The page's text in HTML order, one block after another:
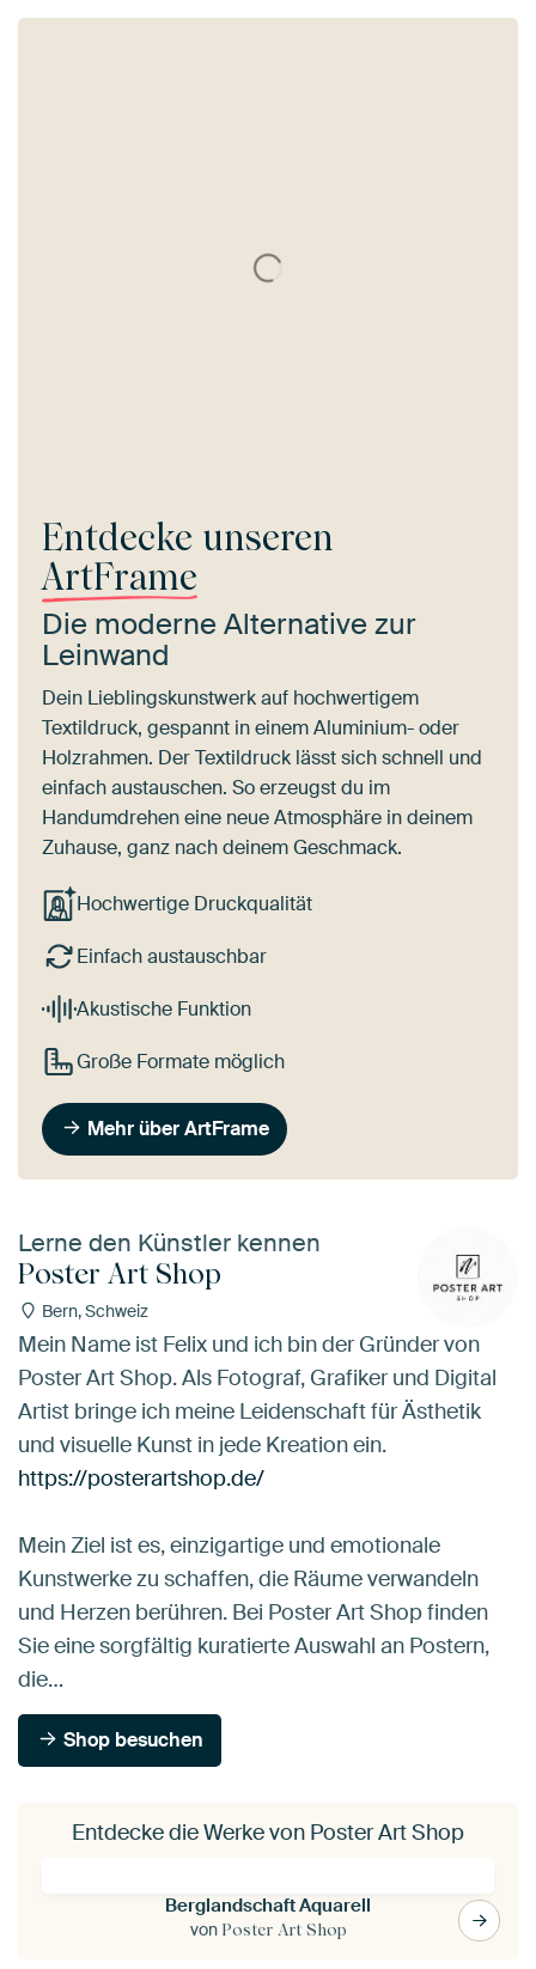
Entdecke unseren
ArtFrame
Die moderne Alternative zur
Leinwand
Dein Lieblingskunstwerk auf hochwertigem
Textildruck, gespannt in einem Aluminium- oder
Holzrahmen. Der Textildruck lässt sich schnell und
einfach austauschen. So erzeugst du im
Handumdrehen eine neue Atmosphäre in deinem
Zuhause, ganz nach deinem Geschmack.
Hochwertige Druckqualität
Einfach austauschbar
Akustische Funktion
Große Formate möglich
Mehr über ArtFrame
Lerne den Künstler kennen
Poster Art Shop
Bern, Schweiz
Mein Name ist Felix und ich bin der Gründer von
Poster Art Shop. Als Fotograf, Grafiker und Digital
Artist bringe ich meine Leidenschaft für Ästhetik
und visuelle Kunst in jede Kreation ein.
https://posterartshop.de/
Mein Ziel ist es, einzigartige und emotionale
Kunstwerke zu schaffen, die Räume verwandeln
und Herzen berühren. Bei Poster Art Shop finden
Sie eine sorgfältig kuratierte Auswahl an Postern,
die…
Shop besuchen
Entdecke die Werke von Poster Art Shop
Berglandschaft Aquarell
von Poster Art Shop